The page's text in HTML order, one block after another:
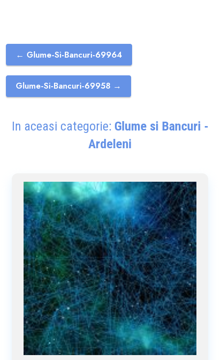
← Glume-Si-Bancuri-69964
Glume-Si-Bancuri-69958 →
In aceasi categorie: Glume si Bancuri -
Ardeleni